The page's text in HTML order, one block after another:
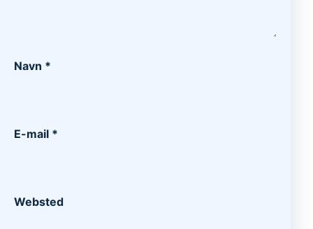
Navn *
E-mail *
Websted